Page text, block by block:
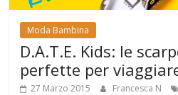
Moda Bambina
D.A.T.E. Kids: le
perfette per
27 Marzo 2015 Francesca N